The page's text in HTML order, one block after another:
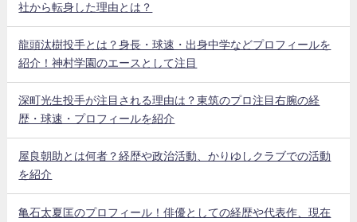
社から転身した理由とは？
龍頭汰樹投手とは？身長・球速・出身中学などプロフィールを
紹介！神村学園のエースとして注目
深町光生投手が注目される理由は？東筑のプロ注目右腕の経
歴・球速・プロフィールを紹介
屋良朝助とは何者？経歴や政治活動、かりゆしクラブでの活動
を紹介
亀石太夏匡のプロフィール！俳優としての経歴や代表作、現在